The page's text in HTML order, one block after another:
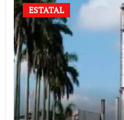
ESTATAL